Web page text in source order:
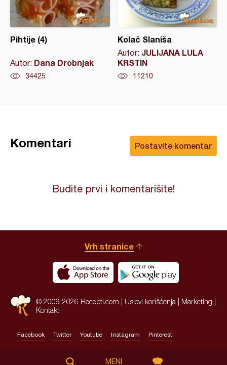
Pihtije (4)
Autor: Dana Drobnjak
34425
Kolač Slaniša
Autor: JULIJANA LULA
KRSTIN
11210
Postavite komentar
Komentari
Budite prvi i komentarišite!
Vrh stranice
© 2009-2026 Recepti.com | Uslovi korišćenja Marketing
Kontakt
Facebook Twitter Youtube Instagram Pinterest